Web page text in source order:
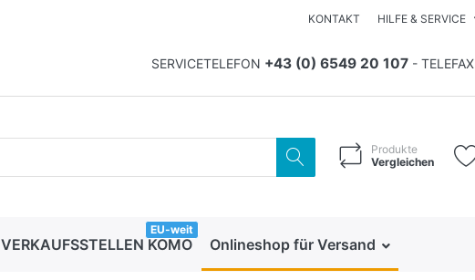
KONTAKT HILFE & SERVICE
SERVICETELEFON +43 (0) 6549 20 107 - TELEFAX
Produkte
Vergleichen
VERKAUFSSTELLEN KOMO
EU-weit
Onlineshop für Versand